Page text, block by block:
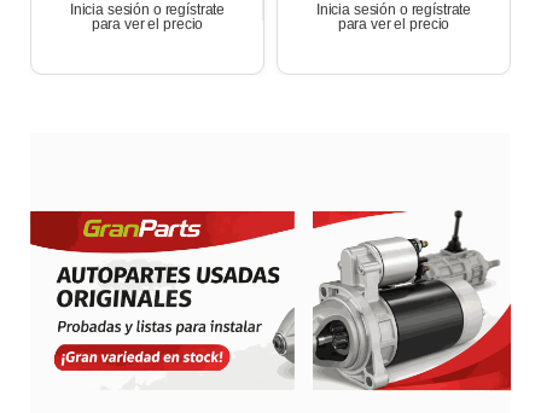
Inicia sesión o regístrate
para ver el precio
Inicia sesión o regístrate
para ver el precio